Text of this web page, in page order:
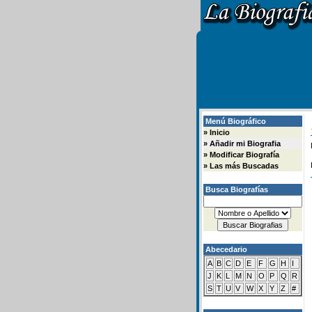
Menú Biográfico
» Inicio
» Añadir mi Biografia
» Modificar Biografía
» Las más Buscadas
Busca Biografías
Abecedario
A B C D E F G H
I
J
K L M N O P Q
R
S T U V W X Y Z #